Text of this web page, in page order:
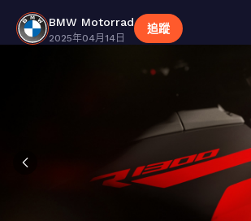
BMW Motorrad
2025年04月14日
追蹤